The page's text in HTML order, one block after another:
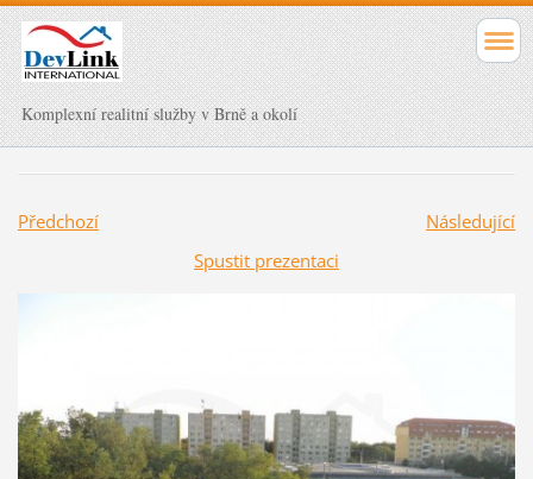
Komplexní realitní služby v Brně a okolí
Předchozí
Následující
Spustit prezentaci